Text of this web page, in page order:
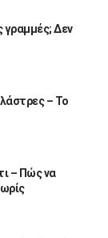
γραμμές; Δεν
– Το
– Πώς να